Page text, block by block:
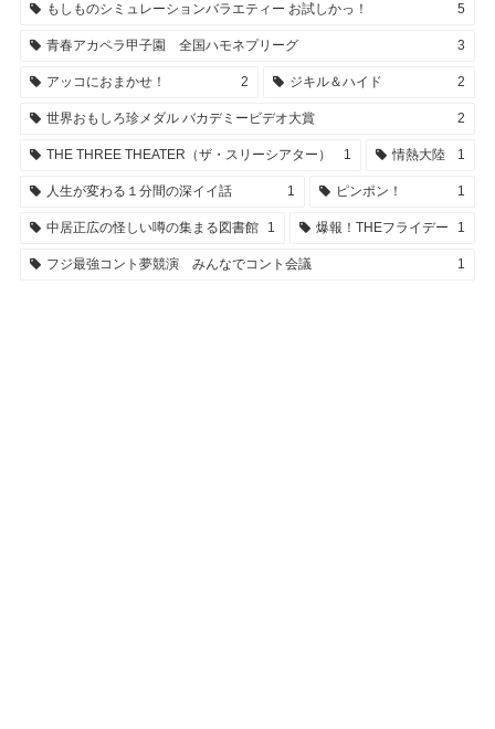
もしものシミュレーションバラエティー お試しかっ！ 5
青春アカペラ甲子園 全国ハモネプリーグ 3
アッコにおまかせ！ 2 ジキル＆ハイド 2
世界おもしろ珍メダル バカデミービデオ大賞 2
THE THREE THEATER（ザ・スリーシアター） 1 情熱大陸 1
人生が変わる１分間の深イイ話 1 ピンポン！ 1
中居正広の怪しい噂の集まる図書館 1 爆報！THEフライデー 1
フジ最強コント夢競演 みんなでコント会議 1